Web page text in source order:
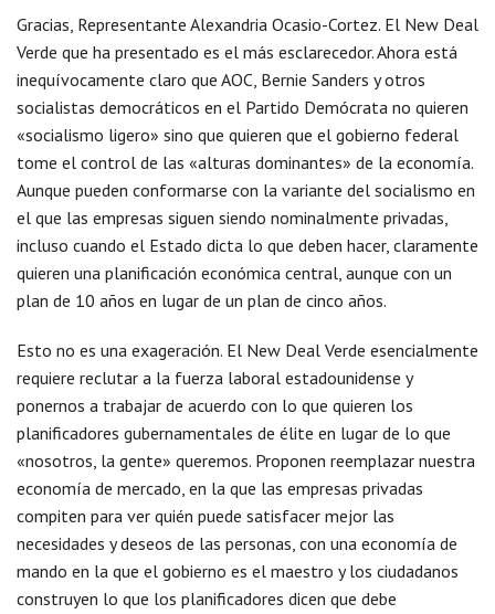
Gracias, Representante Alexandria Ocasio-Cortez. El New Deal
Verde que ha presentado es el más esclarecedor. Ahora está
inequívocamente claro que AOC, Bernie Sanders y otros
socialistas democráticos en el Partido Demócrata no quieren
«socialismo ligero» sino que quieren que el gobierno federal
tome el control de las «alturas dominantes» de la economía.
Aunque pueden conformarse con la variante del socialismo en
el que las empresas siguen siendo nominalmente privadas,
incluso cuando el Estado dicta lo que deben hacer, claramente
quieren una planificación económica central, aunque con un
plan de 10 años en lugar de un plan de cinco años.
Esto no es una exageración. El New Deal Verde esencialmente
requiere reclutar a la fuerza laboral estadounidense y
ponernos a trabajar de acuerdo con lo que quieren los
planificadores gubernamentales de élite en lugar de lo que
«nosotros, la gente» queremos. Proponen reemplazar nuestra
economía de mercado, en la que las empresas privadas
compiten para ver quién puede satisfacer mejor las
necesidades y deseos de las personas, con una economía de
mando en la que el gobierno es el maestro y los ciudadanos
construyen lo que los planificadores dicen que debe